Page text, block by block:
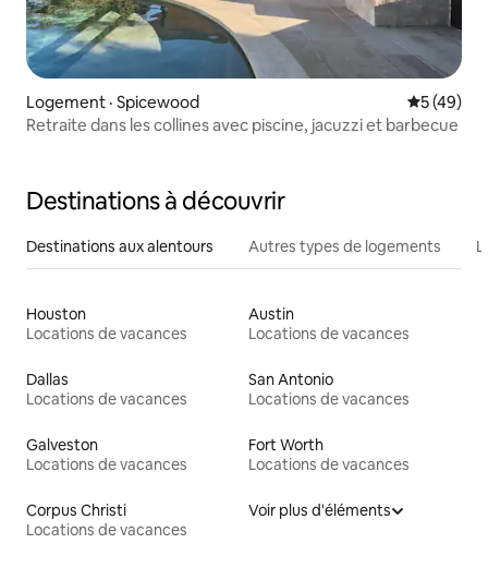
Logement · Spicewood Note
5 (49)
Retraite dans les collines avec piscine, jacuzzi et barbecue
Destinations à découvrir
Destinations aux alentours Autres types de logements
Houston
Locations de vacances
Austin
Locations de vacances
Dallas
Locations de vacances
San Antonio
Locations de vacances
Galveston
Locations de vacances
Fort Worth
Locations de vacances
Corpus Christi
Locations de vacances
Voir plus d'éléments